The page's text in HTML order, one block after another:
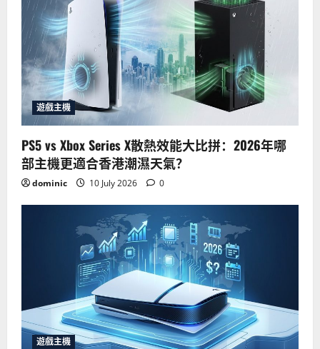
遊戲主機
PS5 vs Xbox Series X散熱效能大比拼：2026年哪
部主機更適合香港潮濕天氣？
dominic 10 July 2026 0
遊戲主機